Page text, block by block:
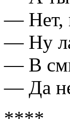
— Нет,
— Ну
— В
— Дa
****